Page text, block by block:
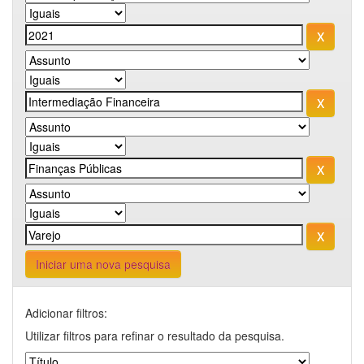
Iniciar uma nova pesquisa
Adicionar filtros:
Utilizar filtros para refinar o resultado da pesquisa.